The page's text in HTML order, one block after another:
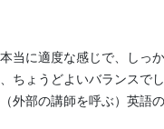
当に適度な感じで、しっ
ちょうどよいバランスで
外部の講師を呼ぶ）英語